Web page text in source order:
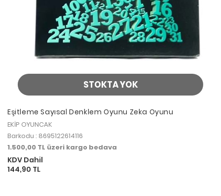
STOKTA YOK
Eşitleme Sayısal Denklem Oyunu Zeka Oyunu
EKİP OYUNCAK
Barkodu : 8695122614116
1.500,00 TL üzeri kargo bedava
KDV Dahil
144,90 TL